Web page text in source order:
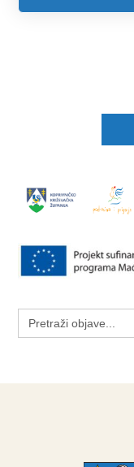
Search
for: